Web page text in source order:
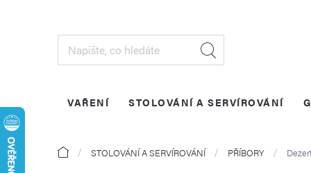
VAŘENÍ STOLOVÁNÍ A SERVÍROVÁNÍ
DomůSTOLOVÁNÍ A SERVÍROVÁNÍ PŘÍBORY